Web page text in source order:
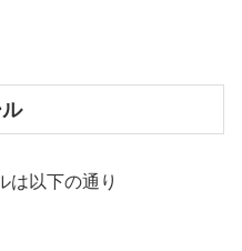
は以下の通り